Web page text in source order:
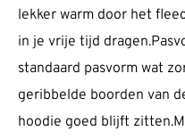
lekker warm door het
in je vrije tijd
standaard pasvorm wat
geribbelde boorden van
hoodie goed blijft